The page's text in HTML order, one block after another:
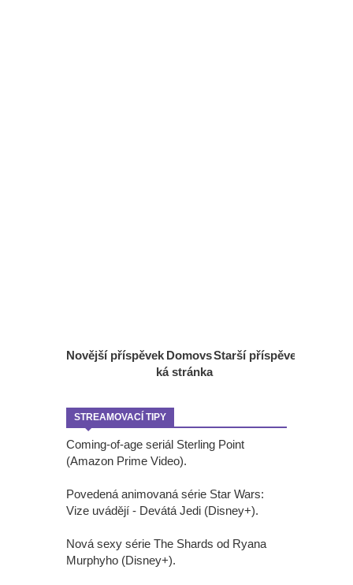
Novější příspěvek Starší příspěvek
Domovs
ká stránka
STREAMOVACÍ TIPY
Coming-of-age seriál Sterling Point
(Amazon Prime Video).
Povedená animovaná série Star Wars:
Vize uvádějí - Devátá Jedi (Disney+).
Nová sexy série The Shards od Ryana
Murphyho (Disney+).